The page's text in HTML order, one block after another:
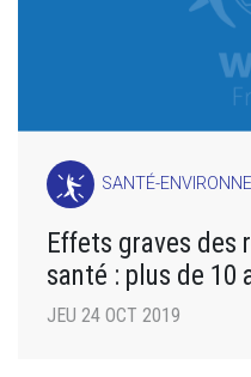
SANTÉ-
Effets graves des
santé : plus de 10
JEU 24 OCT 2019